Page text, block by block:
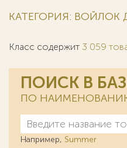
КАТЕГОРИЯ: ВОЙЛОК
Класс содержит 3 059
ПОИСК В
ПО
Например, Summer